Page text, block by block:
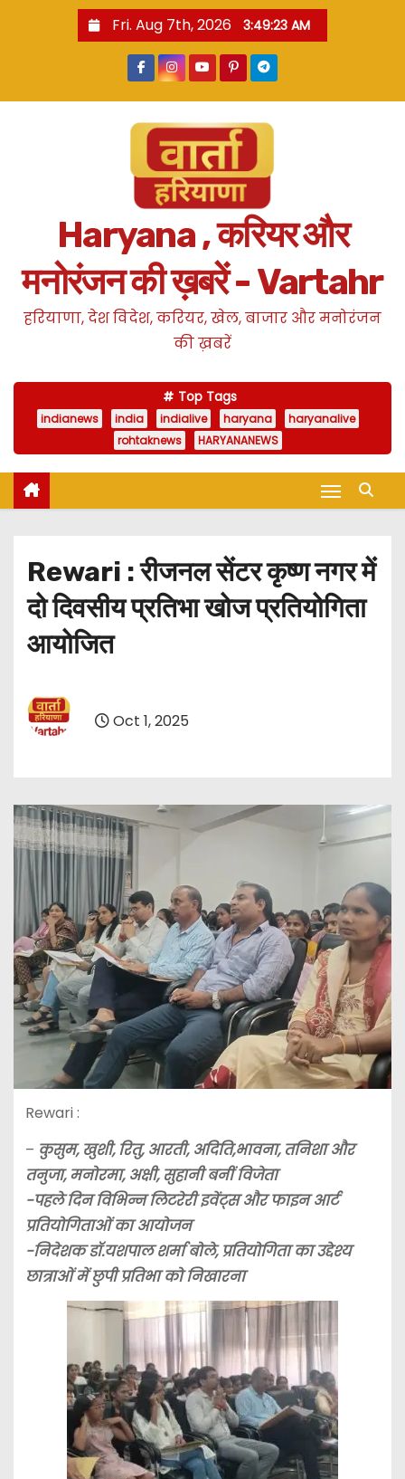
Fri. Aug 7th, 2026 3:49:24 AM
Haryana , करियर और
मनोरंजन की ख़बरें - Vartahr
हरियाणा, देश विदेश, करियर, खेल, बाजार और मनोरंजन
की ख़बरें
Top Tags
indianews india indialive haryana
haryanalive
rohtaknews
HARYANANEWS
Rewari : रीजनल सेंटर कृष्ण नगर में
दो दिवसीय प्रतिभा खोज प्रतियोगिता
आयोजित
Oct 1, 2025
Rewari :
– कुसुम, खुशी, रितु, आरती, अदिति,भावना, तनिशा और
तनुजा, मनोरमा, अक्षी, सुहानी बनीं विजेता
-पहले दिन विभिन्न लिटरेरी इवेंट्स और फाइन आर्ट
प्रतियोगिताओं का आयोजन
-निदेशक डॉ.यशपाल शर्मा बोले, प्रतियोगिता का उद्देश्य
छात्राओं में छुपी प्रतिभा को निखारना